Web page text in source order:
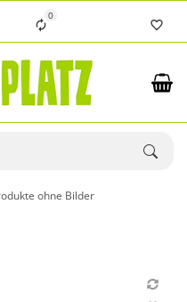
0
ohne Bilder